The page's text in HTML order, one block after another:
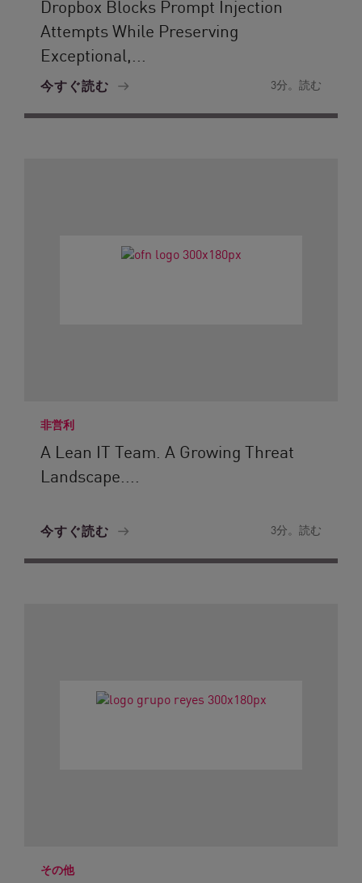
Dropbox Blocks Prompt Injection
Attempts While Preserving
Exceptional,...
今すぐ読む 3分。読む
非営利
A Lean IT Team. A Growing Threat
Landscape....
今すぐ読む 3分。読む
その他